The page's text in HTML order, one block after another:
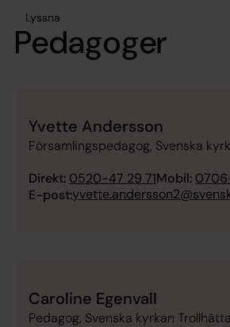
Lyssna
Pedagoger
Yvette Andersson
Församlingspedagog, Svenska
Direkt: 0520-47 29 71Mobil:
E-post:
Caroline Egenvall
Pedagog, Svenska kyrkan